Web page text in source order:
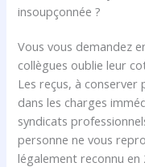
insoupçonnée ?
Vous vous demandez
collègues oublie leur
Les reçus, à
dans les charges
syndicats
personne ne vous
légalement reconnu en